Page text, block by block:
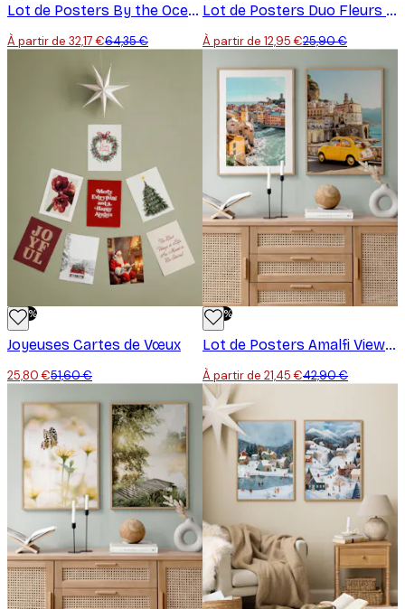
Lot de Posters By the Ocean
À partir de 32,17 €64,35 €
Lot de Posters Duo Fleurs Sauvages
À partir de 12,95 €25,90 €
-50%
Joyeuses Cartes de Vœux
25,80 €51,60 €
-50%
Lot de Posters Amalfi View Duo
À partir de 21,45 €42,90 €